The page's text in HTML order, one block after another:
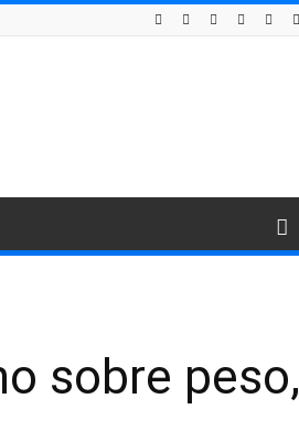
sobre peso,